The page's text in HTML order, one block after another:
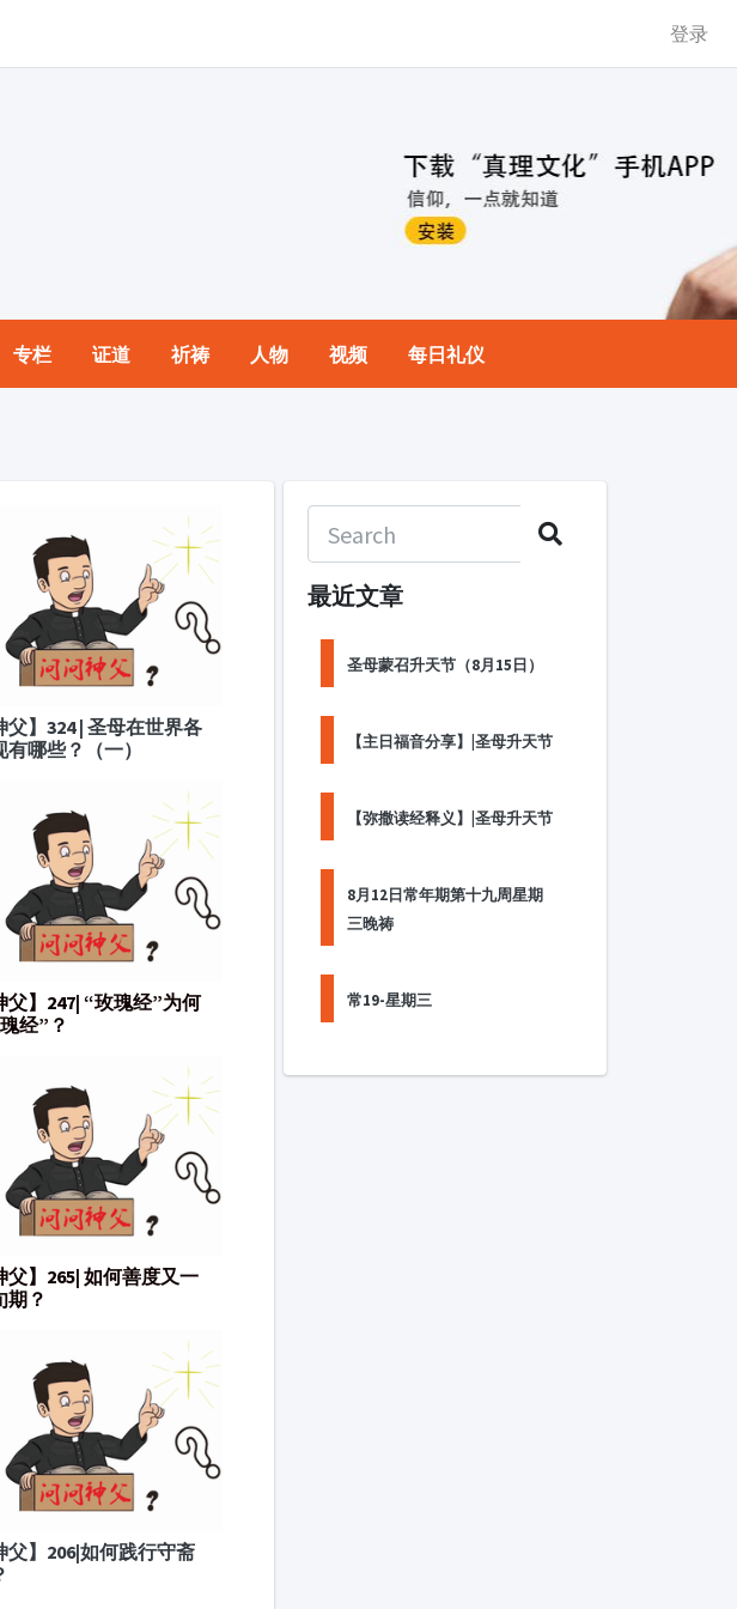
登录
专栏 证道 祈祷 人物 视频 每日礼仪
父】324 | 圣母在世界各
哪些？（一）
父】247| “玫瑰经”为何
经”？
父】265| 如何善度又一
期？
父】206|如何践行守斋
最近文章
圣母蒙召升天节（8月15日）
【主日福音分享】|圣母升天节
【弥撒读经释义】|圣母升天节
8月12日常年期第十九周星期
三晚祷
常19-星期三